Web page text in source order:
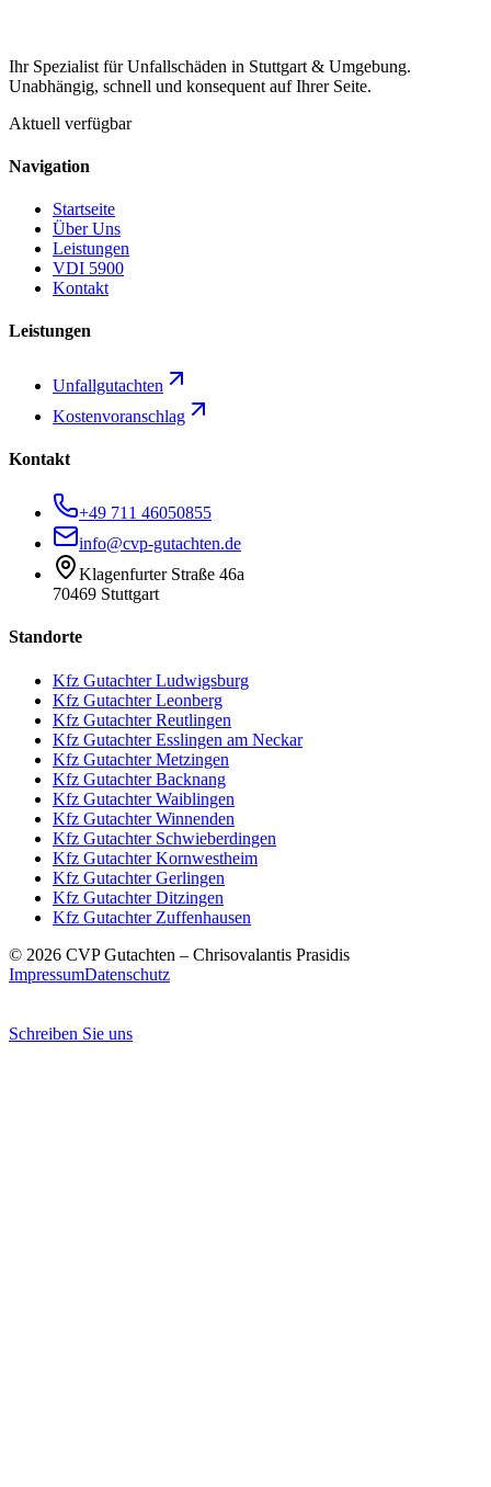
Ihr Spezialist für Unfallschäden in Stuttgart & Umgebung.
Unabhängig, schnell und konsequent auf Ihrer Seite.
Aktuell verfügbar
Navigation
Startseite
Über Uns
Leistungen
VDI 5900
Kontakt
Leistungen
Unfallgutachten
Kostenvoranschlag
Kontakt
+49 711 46050855
info@cvp-gutachten.de
Klagenfurter Straße 46a
70469 Stuttgart
Standorte
Kfz GutachterLudwigsburg
Kfz GutachterLeonberg
Kfz GutachterReutlingen
Kfz GutachterEsslingen am Neckar
Kfz GutachterMetzingen
Kfz GutachterBacknang
Kfz GutachterWaiblingen
Kfz GutachterWinnenden
Kfz Gutachter Schwieberdingen
Kfz GutachterKornwestheim
Kfz GutachterGerlingen
Kfz GutachterDitzingen
Kfz Gutachter Zuffenhausen
© 2026 CVP Gutachten – Chrisovalantis Prasidis
ImpressumDatenschutz
Schreiben Sie uns